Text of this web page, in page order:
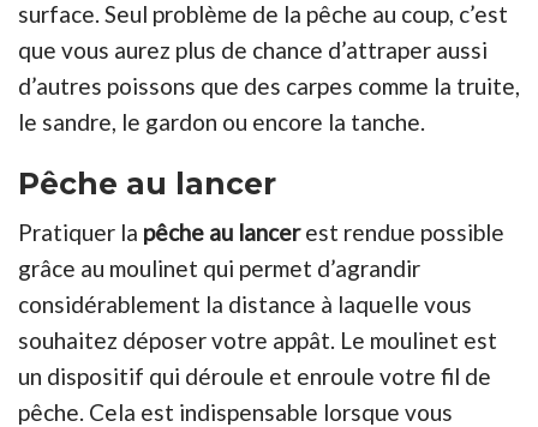
surface. Seul problème de la pêche au coup, c’est
que vous aurez plus de chance d’attraper aussi
d’autres poissons que des carpes comme la truite,
le sandre, le gardon ou encore la tanche.
Pêche au lancer
Pratiquer la pêche au lancerest rendue possible
grâce au moulinet qui permet d’agrandir
considérablement la distance à laquelle vous
souhaitez déposer votre appât. Le moulinet est
un dispositif qui déroule et enroule votre fil de
pêche. Cela est indispensable lorsque vous